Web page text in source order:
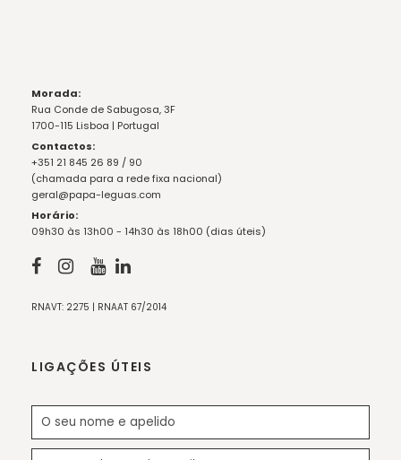
Morada:
Rua Conde de Sabugosa, 3F
1700-115 Lisboa | Portugal
Contactos:
+351 21 845 26 89 / 90
(chamada para a rede fixa nacional)
geral@papa-leguas.com
Horário:
09h30 às 13h00 - 14h30 às 18h00 (dias úteis)
RNAVT: 2275 | RNAAT 67/2014
LIGAÇÕES ÚTEIS